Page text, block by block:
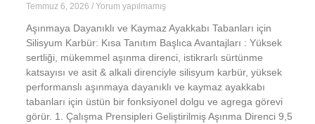
Temmuz 6, 2026 Yorum yapılmamış
Aşınmaya Dayanıklı ve Kaymaz Ayakkabı Tabanları için
Silisyum Karbür: Kısa Tanıtım Başlıca Avantajları : Yüksek
sertliği, mükemmel aşınma direnci, istikrarlı sürtünme
katsayısı ve asit & alkali direnciyle silisyum karbür, yüksek
performanslı aşınmaya dayanıklı ve kaymaz ayakkabı
tabanları için üstün bir fonksiyonel dolgu ve agrega görevi
görür. 1. Çalışma Prensipleri Geliştirilmiş Aşınma Direnci 9,5